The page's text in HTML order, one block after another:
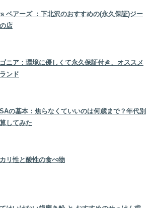
ベアーズ ：下北沢のおすすめの(永久保証)ジー
店
ニア：環境に優しくて永久保証付き、オススメ
ンド
の基本：焦らなくていいのは何歳まで？年代別
してみた
リ性と酸性の食べ物